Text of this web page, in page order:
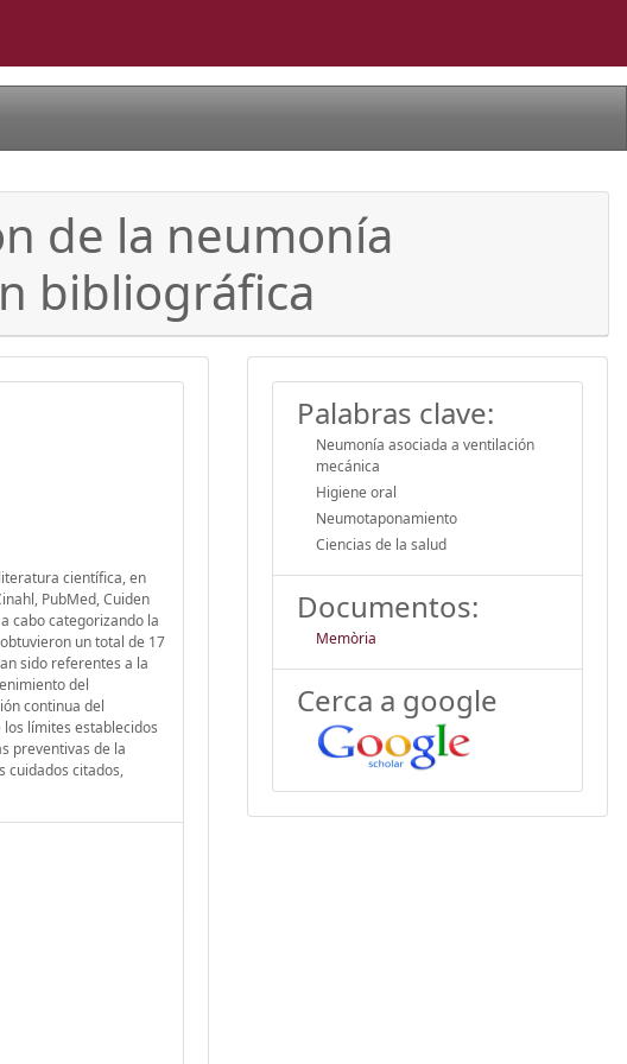
de la neumonía
bibliográfica
científica, en
PubMed, Cuiden
cabo categorizando la
un total de 17
sido referentes a la
del
continua del
límites establecidos
preventivas de la
cuidados citados,
Palabras clave:
Neumonía asociada a ventilación
mecánica
Higiene oral
Neumotaponamiento
Ciencias de la salud
Documentos:
Memòria
Cerca a google